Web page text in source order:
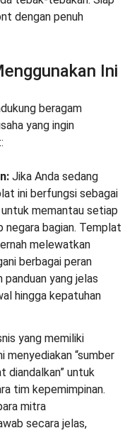
dengan penuh
Ini
beragam
yang ingin
Jika Anda sedang
ini berfungsi sebagai
memantau setiap
negara bagian. Templat
melewatkan
berbagai peran
yang jelas
hingga kepatuhan
yang memiliki
menyediakan “sumber
diandalkan” untuk
tim kepemimpinan.
mitra
secara jelas,